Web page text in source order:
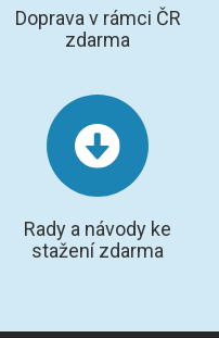
Doprava v rámci ČR
zdarma
Rady a návody ke
stažení zdarma